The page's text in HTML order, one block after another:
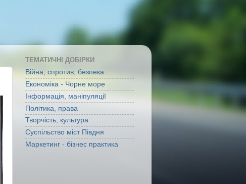
ТЕМАТИЧНІ ДОБІРКИ
Війна, спротив, безпека
Економіка - Чорне море
Інформація, маніпуляції
Політика, права
Творчість, культура
Суспільство міст Півдня
Маркетинг - бізнес практика